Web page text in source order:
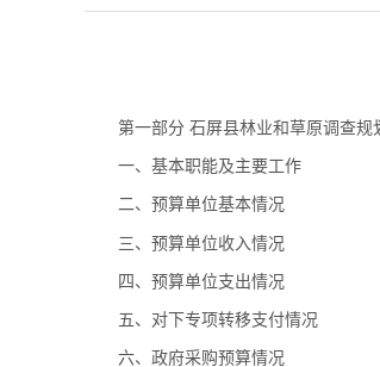
第一部分 石屏县林业和草原调查
一、基本职能及主要工作
二、预算单位基本情况
三、预算单位收入情况
四、预算单位支出情况
五、对下专项转移支付情况
六、政府采购预算情况